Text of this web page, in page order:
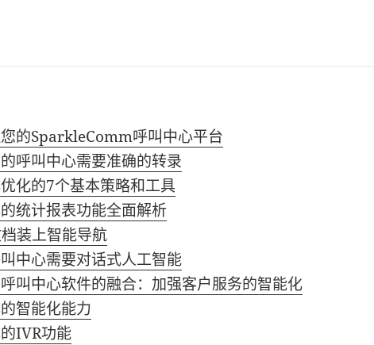
的SparkleComm呼叫中心平台
呼叫中心需要准确的转录
化的7个基本策略和工具
统计报表功能全面解析
装上智能导航
中心需要对话式人工智能
叫中心软件的融合：加强客户服务的智能化
智能化能力
IVR功能